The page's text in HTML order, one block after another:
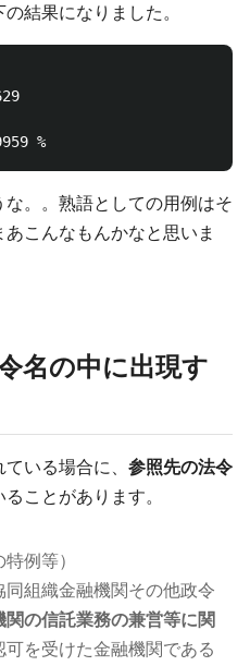
結果になりました。
。。熟語としての用例はそ
こんなもんかなと思いま
名の中に出現す
いる場合に、 参照先の法令
ことがあります。
例等）
組織金融機関その他政令
関の信託業務の兼営等に関
を受けた金融機関である